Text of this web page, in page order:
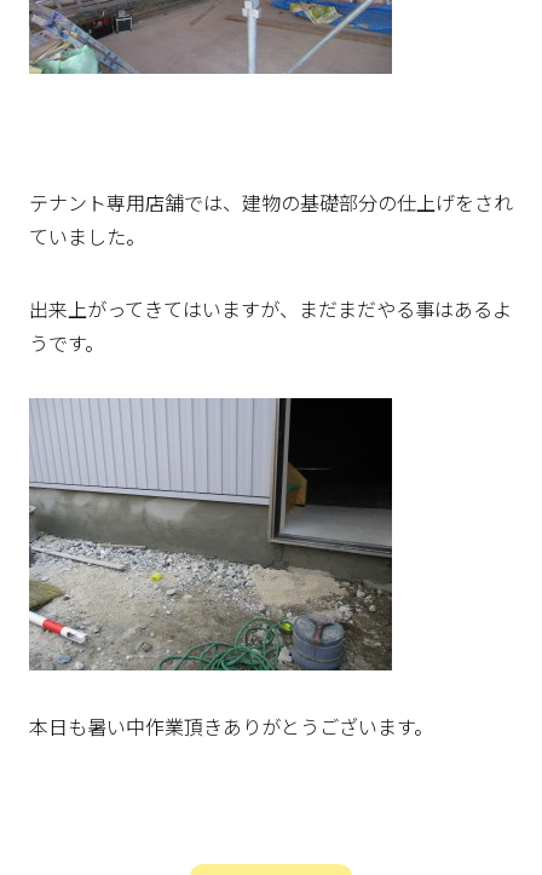
テナント専用店舗では、建物の基礎部分の仕上げをされ
ていました。
出来上がってきてはいますが、まだまだやる事はあるよ
うです。
本日も暑い中作業頂きありがとうございます。